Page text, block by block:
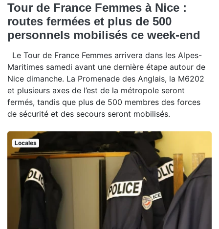
Tour de France Femmes à Nice :
routes fermées et plus de 500
personnels mobilisés ce week-end
Le Tour de France Femmes arrivera dans les Alpes-
Maritimes samedi avant une dernière étape autour de
Nice dimanche. La Promenade des Anglais, la M6202
et plusieurs axes de l’est de la métropole seront
fermés, tandis que plus de 500 membres des forces
de sécurité et des secours seront mobilisés.
Locales